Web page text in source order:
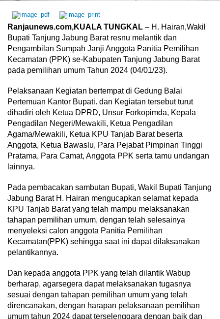
Ranjaunews.com,KUALA TUNGKAL – H. Hairan,Wakil
Bupati Tanjung Jabung Barat resnu melantik dan
Pengambilan Sumpah Janji Anggota Panitia Pemilihan
Kecamatan (PPK) se-Kabupaten Tanjung Jabung Barat
pada pemilihan umum Tahun 2024 (04/01/23).
Pelaksanaan Kegiatan bertempat di Gedung Balai
Pertemuan Kantor Bupati. dan Kegiatan tersebut turut
dihadiri oleh Ketua DPRD, Unsur Forkopimda, Kepala
Pengadilan Negeri/Mewakili, Ketua Pengadilan
Agama/Mewakili, Ketua KPU Tanjab Barat beserta
Anggota, Ketua Bawaslu, Para Pejabat Pimpinan Tinggi
Pratama, Para Camat, Anggota PPK serta tamu undangan
lainnya.
Pada pembacakan sambutan Bupati, Wakil Bupati Tanjung
Jabung Barat H. Hairan mengucapkan selamat kepada
KPU Tanjab Barat yang telah mampu melaksanakan
tahapan pemilihan umum, dengan telah selesainya
menyeleksi calon anggota Panitia Pemilihan
Kecamatan(PPK) sehingga saat ini dapat dilaksanakan
pelantikannya.
Dan kepada anggota PPK yang telah dilantik Wabup
berharap, agarsegera dapat melaksanakan tugasnya
sesuai dengan tahapan pemilihan umum yang telah
direncanakan, dengan harapan pelaksanaan pemilihan
umum tahun 2024 dapat terselenggara dengan baik dan